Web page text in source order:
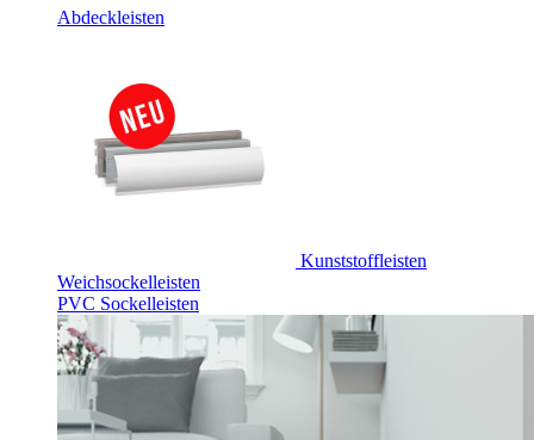
Abdeckleisten
Kunststoffleisten
Weichsockelleisten
PVC Sockelleisten